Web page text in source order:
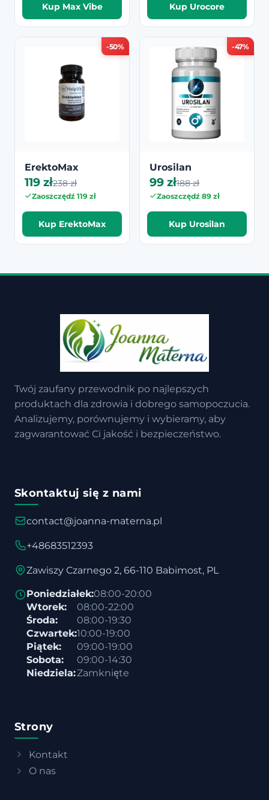
Kup Max Vibe Kup Urocore
-50%
ErektoMax
119 zł238 zł
Zaoszczędź 119 zł
Kup ErektoMax
-47%
Urosilan
99 zł188 zł
Zaoszczędź 89 zł
Kup Urosilan
Twój zaufany przewodnik po najlepszych
produktach dla zdrowia i dobrego samopoczucia.
Analizujemy, porównujemy i wybieramy, aby
zagwarantować Ci jakość i bezpieczeństwo.
Skontaktuj się z nami
contact@joanna-materna.pl
+48683512393
Zawiszy Czarnego 2, 66-110 Babimost, PL
Poniedziałek:08:00-20:00
Wtorek:
08:00-22:00
Środa:
08:00-19:30
Czwartek:10:00-19:00
Piątek:
09:00-19:00
Sobota:
09:00-14:30
Niedziela:Zamknięte
Strony
Kontakt
O nas